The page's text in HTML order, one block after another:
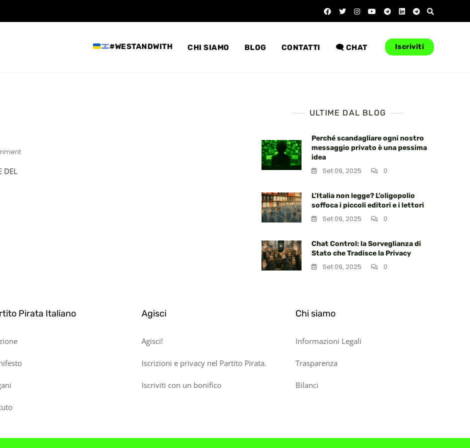
#WESTANDWITH CHI SIAMO BLOG CONTATTI 🗨️ CHAT Iscriviti
On
DEL
ULTIME DAL BLOG
Perché scandagliare ogni nostro
messaggio privato è una pessima
idea
Set 09, 2025 0
L’Italia non legge? L’oligopolio
soffoca i piccoli editori e i lettori
Set 09, 2025 0
Chat Control: la Sorveglianza di
Stato che Tradisce la Privacy
Set 09, 2025 0
Pirata Italiano Agisci
Agisci!
Iscrizioni e privacy nel Partito Pirata.
Iscriviti con un bonifico
Chi siamo
Informazioni Legali
Trasparenza
Bilanci